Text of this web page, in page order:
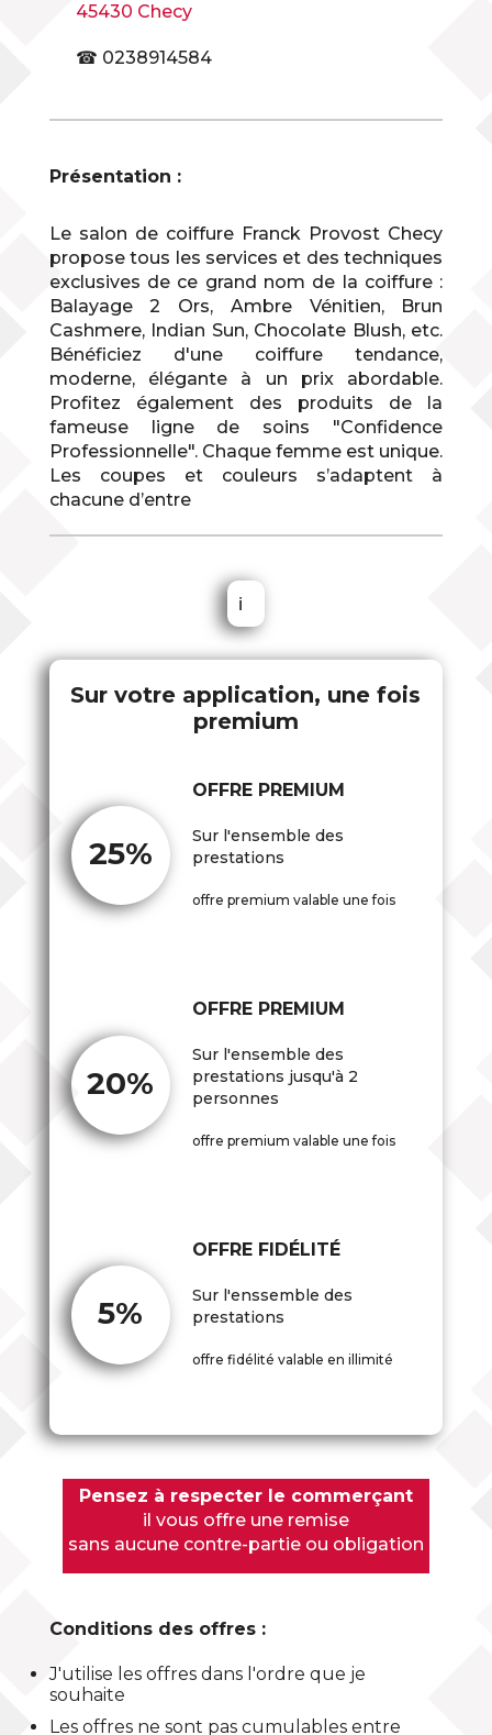
45430 Checy
☎ 0238914584
Présentation :
Le salon de coiffure Franck Provost Checy
propose tous les services et des techniques
exclusives de ce grand nom de la coiffure :
Balayage 2 Ors, Ambre Vénitien, Brun
Cashmere, Indian Sun, Chocolate Blush, etc.
Bénéficiez d'une coiffure tendance,
moderne, élégante à un prix abordable.
Profitez également des produits de la
fameuse ligne de soins "Confidence
Professionnelle". Chaque femme est unique.
Les coupes et couleurs s’adaptent à
chacune d’entre
ℹ
Sur votre application, une fois
premium
25%
OFFRE PREMIUM
Sur l'ensemble des
prestations
offre premium valable une fois
20%
OFFRE PREMIUM
Sur l'ensemble des
prestations jusqu'à 2
personnes
offre premium valable une fois
5%
OFFRE FIDÉLITÉ
Sur l'enssemble des
prestations
offre fidélité valable en illimité
Pensez à respecter le commerçant
il vous offre une remise
sans aucune contre-partie ou obligation
Conditions des offres :
J'utilise les offres dans l'ordre que je
souhaite
Les offres ne sont pas cumulables entre